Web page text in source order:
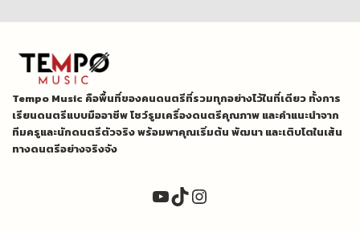
Tempo Music คือพื้นที่ของคนดนตรีที่รวมทุกอย่างไว้ในที่เดียว ทั้งการ
เรียนดนตรีแบบมืออาชีพ โชว์รูมเครื่องดนตรีคุณภาพ และคำแนะนำจาก
ทีมครูและนักดนตรีตัวจริง พร้อมพาคุณเริ่มต้น พัฒนา และเติบโตในเส้น
ทางดนตรีอย่างจริงจัง
YouTube
TikTok
Instagram